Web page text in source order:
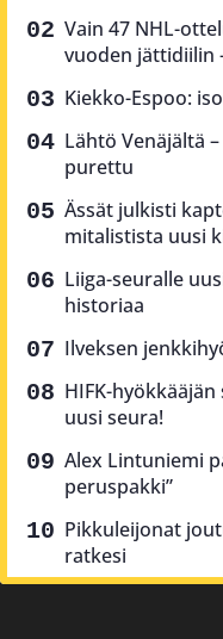
Vain 47 NHL-
vuoden jättidiilin
Kiekko-Espoo:
Lähtö Venäjältä
purettu
Ässät julkisti
mitalistista uusi
Liiga-seuralle
historiaa
Ilveksen
HIFK-
uusi seura!
Alex Lintuniemi
peruspakki”
Pikkuleijonat
ratkesi